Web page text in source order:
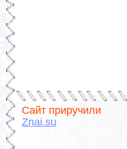
Сайт приручили
Znai.su